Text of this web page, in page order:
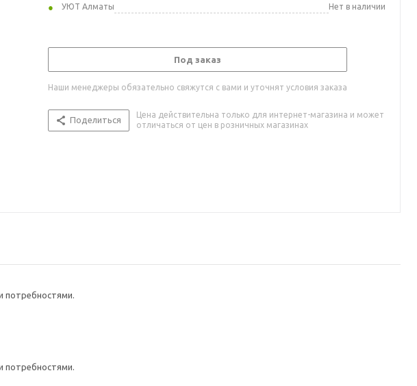
УЮТ Алматы
Нет в наличии
Под заказ
Наши менеджеры обязательно свяжутся с вами и уточнят условия заказа
Поделиться
Цена действительна только для интернет-магазина и может
отличаться от цен в розничных магазинах
потребностями.
потребностями.